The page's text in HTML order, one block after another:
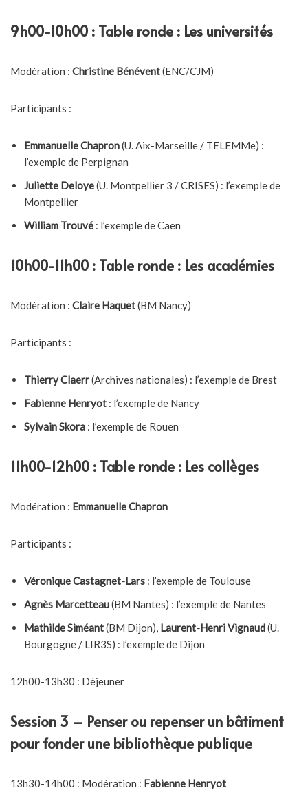
9h00-10h00 : Table ronde : Les universités
Modération : Christine Bénévent(ENC/CJM)
Participants :
Emmanuelle Chapron(U. Aix-Marseille / TELEMMe) :
l’exemple de Perpignan
Juliette Deloye(U. Montpellier 3 / CRISES) : l’exemple de
Montpellier
William Trouvé : l’exemple de Caen
10h00-11h00 : Table ronde : Les académies
Modération : Claire Haquet(BM Nancy)
Participants :
Thierry Claerr(Archives nationales) : l’exemple de Brest
Fabienne Henryot : l’exemple de Nancy
Sylvain Skora : l’exemple de Rouen
11h00-12h00 : Table ronde : Les collèges
Modération : Emmanuelle Chapron
Participants :
Véronique Castagnet-Lars : l’exemple de Toulouse
Agnès Marcetteau(BM Nantes) : l’exemple de Nantes
Mathilde Siméant(BM Dijon), Laurent-Henri Vignaud(U.
Bourgogne / LIR3S) : l’exemple de Dijon
12h00-13h30 : Déjeuner
Session 3 – Penser ou repenser un bâtiment
pour fonder une bibliothèque publique
13h30-14h00 : Modération : Fabienne Henryot